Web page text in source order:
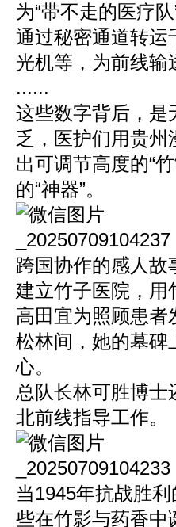
为“带不走的医疗队
通过秘密通道转运
光机等，为前线输
......
这些数字背后，是
乏，医护们用贵州
出可调节高度的“
的“神器”。
跨国协作的感人故
建立竹子医院，用
高田宜为照顾患者
松林间，她的墓碑
心。
总队长林可胜博士
北前线指导工作。
当1945年抗战胜
些在竹影与药香中